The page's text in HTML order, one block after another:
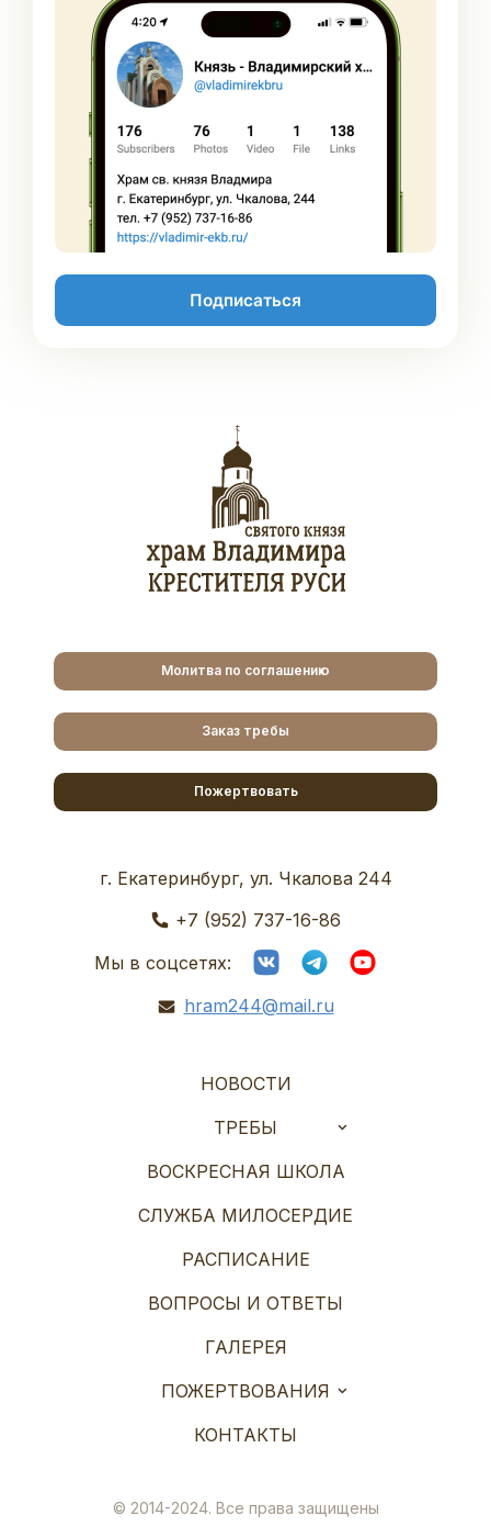
Подписаться
Молитва по соглашению
Заказ требы
Пожертвовать
г. Екатеринбург, ул. Чкалова 244
+7 (952) 737-16-86
Мы в соцсетях:
hram244@mail.ru
НОВОСТИ
ТРЕБЫ
ВОСКРЕСНАЯ ШКОЛА
СЛУЖБА МИЛОСЕРДИЕ
РАСПИСАНИЕ
ВОПРОСЫ И ОТВЕТЫ
ГАЛЕРЕЯ
ПОЖЕРТВОВАНИЯ
КОНТАКТЫ
© 2014-2024. Все права защищены